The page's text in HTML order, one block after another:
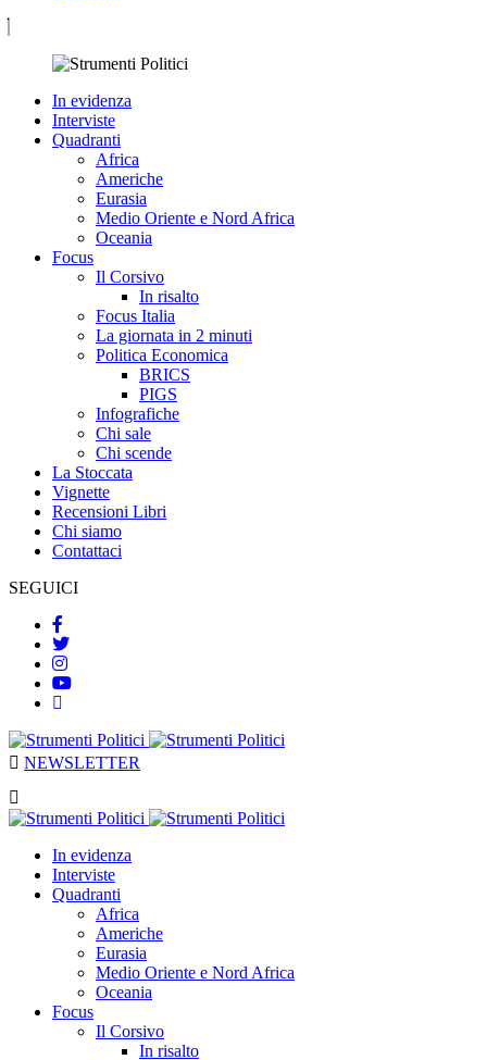
In evidenza
Interviste
Quadranti
Africa
Americhe
Eurasia
Medio Oriente e Nord Africa
Oceania
Focus
Il Corsivo
In risalto
Focus Italia
La giornata in 2 minuti
Politica Economica
BRICS
PIGS
Infografiche
Chi sale
Chi scende
La Stoccata
Vignette
Recensioni Libri
Chi siamo
Contattaci
SEGUICI
NEWSLETTER
In evidenza
Interviste
Quadranti
Africa
Americhe
Eurasia
Medio Oriente e Nord Africa
Oceania
Focus
Il Corsivo
In risalto